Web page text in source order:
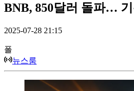
BNB, 850달러 돌파…
2025-07-28 21:15
폴
뉴스룸